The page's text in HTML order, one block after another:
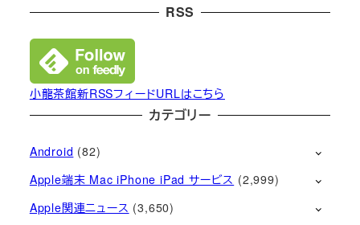
RSS
小龍茶館新RSSフィードURLはこちら
カテゴリー
Android (82)
Apple端末 Mac iPhone iPad サービス (2,999)
Apple関連ニュース (3,650)